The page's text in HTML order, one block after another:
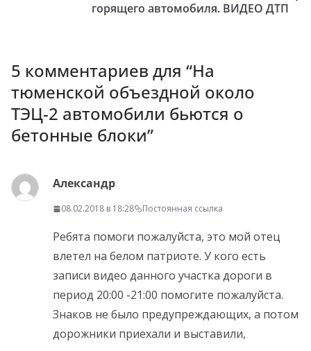
горящего автомобиля. ВИДЕО ДТП
5 комментариев для “На
тюменской объездной около
ТЭЦ-2 автомобили бьются о
бетонные блоки”
Александр
08.02.2018 в 18:28 Постоянная ссылка
Ребята помоги пожалуйста, это мой отец
влетел на белом патриоте. У кого есть
записи видео данного участка дороги в
период 20:00 -21:00 помогите пожалуйста.
Знаков не было предупреждающих, а потом
дорожники приехали и выставили,